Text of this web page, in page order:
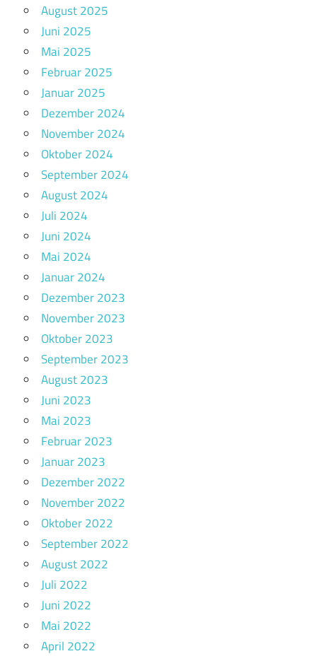
August 2025
Juni 2025
Mai 2025
Februar 2025
Januar 2025
Dezember 2024
November 2024
Oktober 2024
September 2024
August 2024
Juli 2024
Juni 2024
Mai 2024
Januar 2024
Dezember 2023
November 2023
Oktober 2023
September 2023
August 2023
Juni 2023
Mai 2023
Februar 2023
Januar 2023
Dezember 2022
November 2022
Oktober 2022
September 2022
August 2022
Juli 2022
Juni 2022
Mai 2022
April 2022